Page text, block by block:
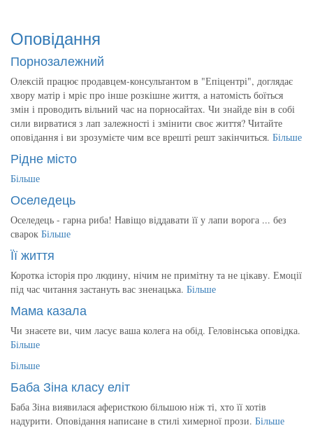
Оповідання
Порнозалежний
Олексій працює продавцем-консультантом в "Епіцентрі", доглядає
хвору матір і мріє про інше розкішне життя, а натомість боїться
змін і проводить вільний час на порносайтах. Чи знайде він в собі
сили вирватися з лап залежності і змінити своє життя? Читайте
оповідання і ви зрозумієте чим все врешті решт закінчиться. Більше
Рідне місто
Більше
Оселедець
Оселедець - гарна риба! Навіщо віддавати її у лапи ворога ... без
сварок Більше
Її життя
Коротка історія про людину, нічим не примітну та не цікаву. Емоції
під час читання застануть вас зненацька. Більше
Мама казала
Чи знаєете ви, чим ласує ваша колега на обід. Геловінська оповідка.
Більше
Більше
Баба Зіна класу еліт
Баба Зіна виявилася аферисткою більшою ніж ті, хто її хотів
надурити. Оповідання написане в стилі химерної прози. Більше